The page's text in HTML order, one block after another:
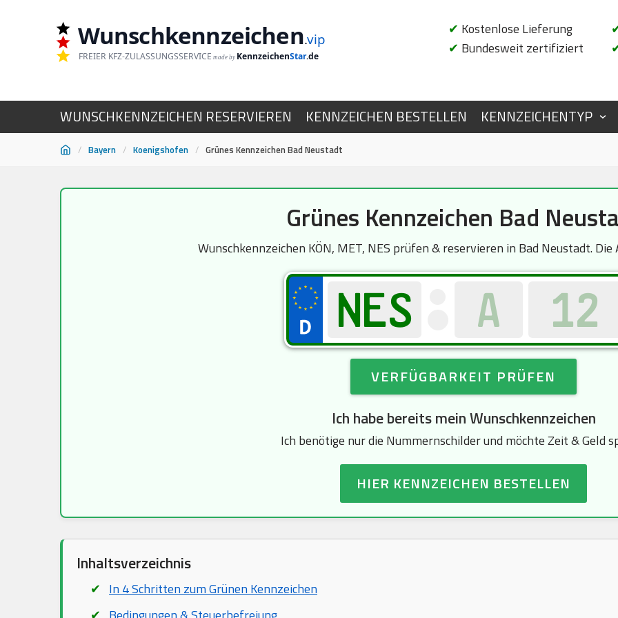
Wunschkennzeichen.vip
FREIER KFZ-ZULASSUNGSSERVICE made by KennzeichenStar.de
✔ Kostenlose Lieferung
✔ Bundesweit zertifiziert
WUNSCHKENNZEICHEN RESERVIEREN KENNZEICHEN BESTELLEN KENNZEICHENTYP
/ Bayern / Koenigshofen / Grünes Kennzeichen Bad Neustadt
Grünes Kennzeichen Bad
Wunschkennzeichen KÖN, MET, NES prüfen & reservieren in Bad Neustadt.
VERFÜGBARKEIT PRÜFEN
Ich habe bereits mein Wunschkennzeichen
Ich benötige nur die Nummernschilder und möchte Zeit & Geld
HIER KENNZEICHEN BESTELLEN
Inhaltsverzeichnis
In 4 Schritten zum Grünen Kennzeichen